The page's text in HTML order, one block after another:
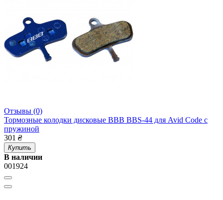
Отзывы (0)
Тормозные колодки дисковые BBB BBS-44 для Avid Code с
пружиной
301 ₴
Купить
В наличии
001924